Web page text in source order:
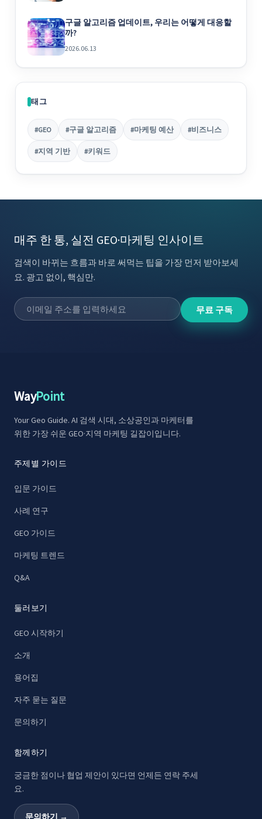
구글 알고리즘 업데이트, 우리는 어떻게 대응할
까?
2026.06.13
태그
#GEO #구글 알고리즘 #마케팅 예산 #비즈니스
#지역 기반 #키워드
매주 한 통, 실전 GEO·마케팅 인사이트
검색이 바뀌는 흐름과 바로 써먹는 팁을 가장 먼저 받아보세
요. 광고 없이, 핵심만.
무료 구독
WayPoint
Your Geo Guide. AI 검색 시대, 소상공인과 마케터를
위한 가장 쉬운 GEO·지역 마케팅 길잡이입니다.
주제별 가이드
입문 가이드
사례 연구
GEO 가이드
마케팅 트렌드
Q&A
둘러보기
GEO 시작하기
소개
용어집
자주 묻는 질문
문의하기
함께하기
궁금한 점이나 협업 제안이 있다면 언제든 연락 주세
요.
문의하기 →